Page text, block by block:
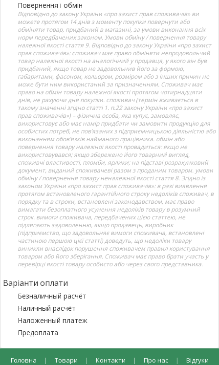
Повернення і обмін
Відповідно до закону України «про захист прав споживачів» ви
можете протягом 14 днів з моменту покупки повернути або
обміняти товар, придбаний в магазині, за умови виконання всіх
норм передбачених законом. Умови обміну / повернення товару
належної якості стаття 9. Відповідно до закону України «про захист
прав споживачів»: споживач має право обміняти непродовольчий
товар належної якості на аналогічний у продавця, у якого він був
придбаний, якщо товар не задовольнив його за формою,
габаритами, фасоном, кольором, розміром або з інших причин не
може бути ним використаний за призначенням. Споживач має
право на обмін товару належної якості протягом чотирнадцяти
днів, не рахуючи дня покупки. споживач (термін вживається в
такому значенні згідно статті 1. п.22 закону України «про захист
прав споживачів») – фізична особа, яка купує, замовляє,
використовує або має намір придбати чи замовити продукцію для
особистих потреб, не пов’язаних з підприємницькою діяльністю або
виконанням обов’язків найманого працівника. обмін або
повернення товару належної якості провадиться: якщо не
використовувався; якщо збережено його товарний вигляд,
споживчі властивості, пломби, ярлики; на підставі розрахунковий
документ, виданий споживачеві разом з проданим товаром. умови
обміну / повернення товару неналежної якості стаття 8. Згідно із
законом України «про захист прав споживачів»: в разі виявлення
протягом встановленого гарантійного строку недоліків споживач, в
порядку та в строки, встановлені законодавством, має право
вимагати безоплатного усунення недоліків товару в розумний
строк. вимоги споживача, передбачених цією статтею, не
підлягають задоволенню, якщо продавець, виробник
(підприємство, що задовольняє вимоги споживача, встановлені
частиною першою цієї статті) доведуть, що недоліки товару
виникли внаслідок порушення споживачем правил користування
товаром або його зберігання. Споживач має право брати участь у
перевірці якості товару особисто або через свого представника.
Варіанти оплати
Безналичный расчёт
Наличный расчёт
Наложенный платеж
Предоплата
Головна | Товари | Контакти | Про нас | Відгуки